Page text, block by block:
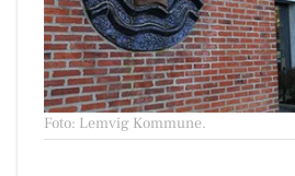
Foto: Lemvig Kommune.